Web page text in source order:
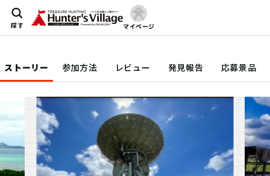
探す マイページ
ストーリー 参加方法 レビュー 発見報告 応募景品